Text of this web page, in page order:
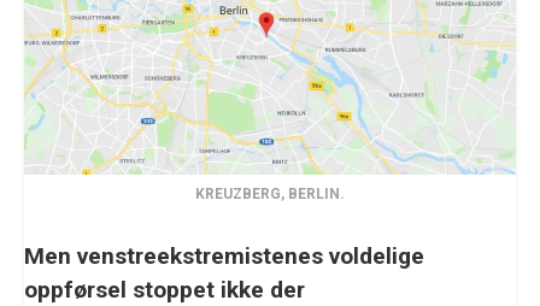
KREUZBERG, BERLIN.
Men venstreekstremistenes voldelige
oppførsel stoppet ikke der